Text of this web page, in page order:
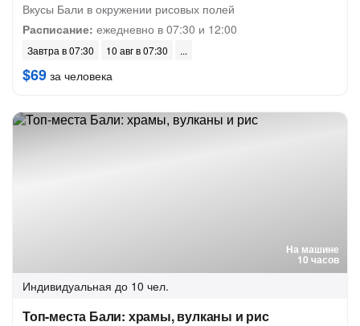
Вкусы Бали в окружении рисовых полей
Расписание: ежедневно в 07:30 и 12:00
Завтра в 07:30 10 авг в 07:30
$69 за человека
На машине
10 часов
Индивидуальная до 10 чел.
Топ-места Бали: храмы, вулканы и рис